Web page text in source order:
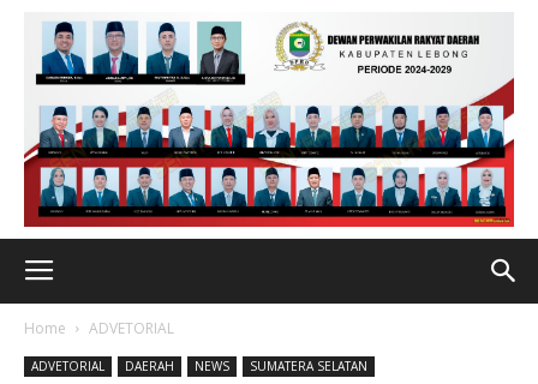
Home ADVETORIAL
ADVETORIAL DAERAH NEWS SUMATERA SELATAN